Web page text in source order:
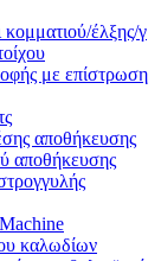
έλξης/γ
με επίστρωση
αποθήκευσης
αποθήκευσης
καλωδίων